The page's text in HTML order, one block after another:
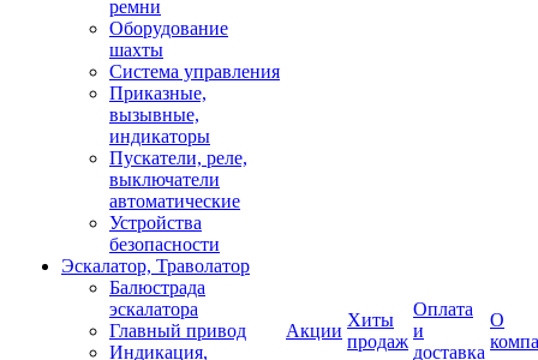
ремни
Оборудование
шахты
Система управления
Приказные,
вызывные,
индикаторы
Пускатели, реле,
выключатели
автоматические
Устройства
безопасности
Эскалатор, Траволатор
Балюстрада
эскалатора
Главный привод
Индикация,
Акции
Хиты
продаж
Оплата
и
доставка
О